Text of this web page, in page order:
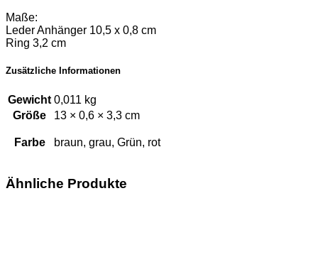
Maße:
Leder Anhänger 10,5 x 0,8 cm
Ring 3,2 cm
Zusätzliche Informationen
Gewicht 0,011 kg
Größe
13 × 0,6 × 3,3 cm
Farbe braun, grau, Grün, rot
Ähnliche Produkte